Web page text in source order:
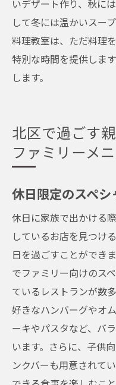
いデザート作り、秋に
して冬には温かいスー
料理教室は、ただ料理
特別な時間を提供しま
します。
北区で過ごす
ファミリーメ
休日限定のスペ
休日に家族で出かける
しているお店を見つけ
日を過ごすことができ
でファミリー向けのス
ているレストランが数
好きなハンバーグやオ
ーキやパスタなど、バ
います。さらに、子供
ンクバーも用意されて